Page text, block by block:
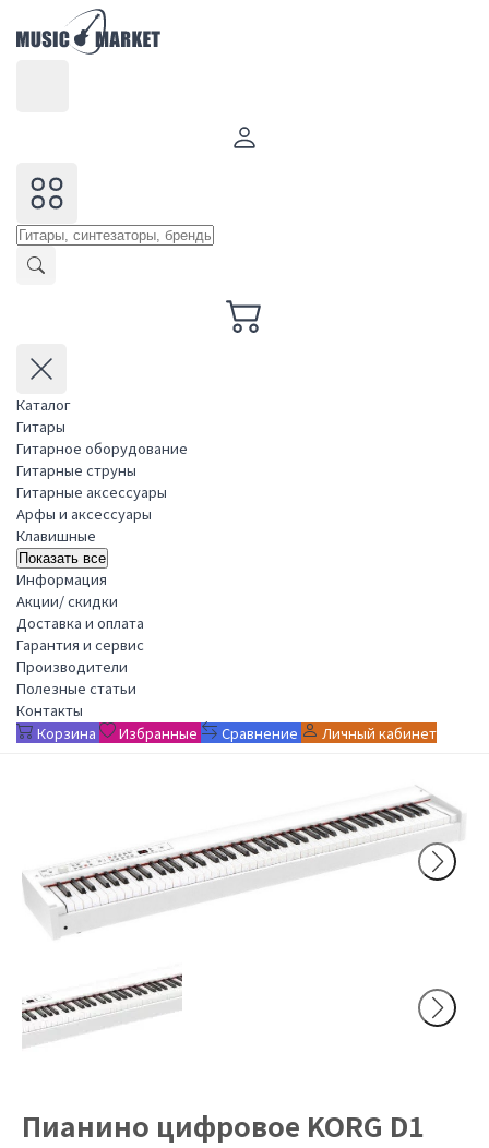
Каталог
Гитары
Гитарное оборудование
Гитарные струны
Гитарные аксессуары
Арфы и аксессуары
Клавишные
Показать все
Информация
Акции/ скидки
Доставка и оплата
Гарантия и сервис
Производители
Полезные статьи
Контакты
Корзина
Избранные Сравнение Личный кабинет
Пианино цифровое KORG D1